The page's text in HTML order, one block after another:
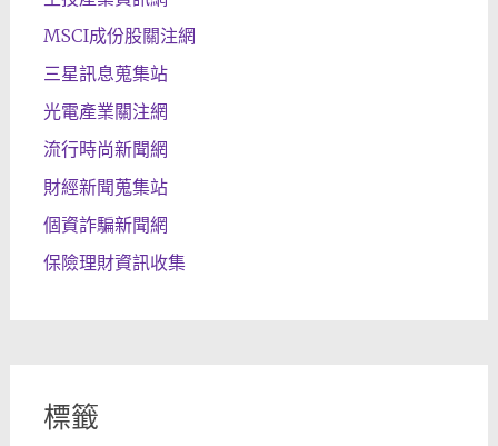
MSCI成份股關注網
三星訊息蒐集站
光電產業關注網
流行時尚新聞網
財經新聞蒐集站
個資詐騙新聞網
保險理財資訊收集
標籤